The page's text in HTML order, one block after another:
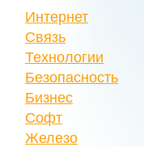
Интернет
Связь
Технологии
Безопасность
Бизнес
Софт
Железо